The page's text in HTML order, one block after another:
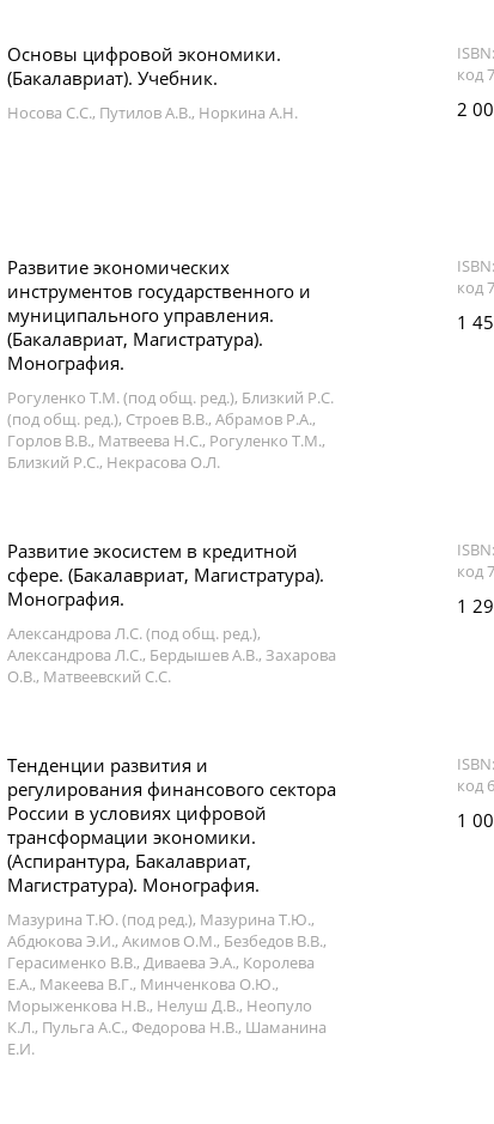
Основы цифровой экономики.
(Бакалавриат). Учебник.
Носова С.С., Путилов А.В., Норкина А.Н.
код
2
Развитие экономических
инструментов государственного и
муниципального управления.
(Бакалавриат, Магистратура).
Монография.
Рогуленко Т.М. (под общ. ред.), Близкий Р.С.
(под общ. ред.), Строев В.В., Абрамов Р.А.,
Горлов В.В., Матвеева Н.С., Рогуленко Т.М.,
Близкий Р.С., Некрасова О.Л.
код
1
Развитие экосистем в кредитной
сфере. (Бакалавриат, Магистратура).
Монография.
Александрова Л.С. (под общ. ред.),
Александрова Л.С., Бердышев А.В., Захарова
О.В., Матвеевский С.С.
код
1
Тенденции развития и
регулирования финансового сектора
России в условиях цифровой
трансформации экономики.
(Аспирантура, Бакалавриат,
Магистратура). Монография.
Мазурина Т.Ю. (под ред.), Мазурина Т.Ю.,
Абдюкова Э.И., Акимов О.М., Безбедов В.В.,
Герасименко В.В., Диваева Э.А., Королева
Е.А., Макеева В.Г., Минченкова О.Ю.,
Морыженкова Н.В., Нелуш Д.В., Неопуло
К.Л., Пульга А.С., Федорова Н.В., Шаманина
Е.И.
код
1